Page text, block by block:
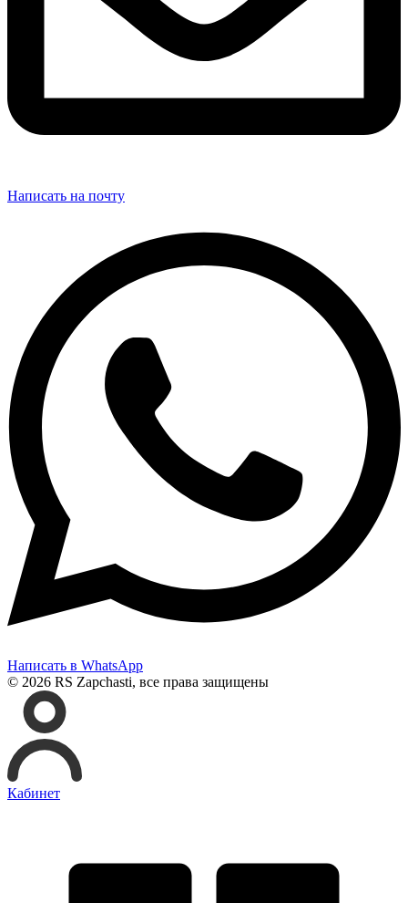
Написать на почту
Написать в WhatsApp
© 2026 RS Zapchasti, все права защищены
Кабинет